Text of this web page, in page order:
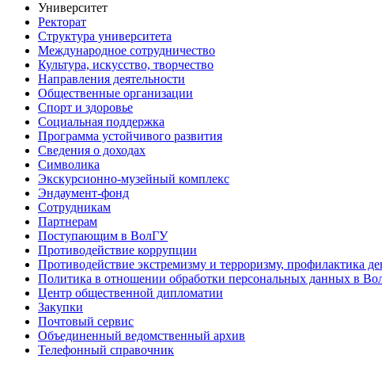
Университет
Ректорат
Структура университета
Международное сотрудничество
Культура, искусство, творчество
Направления деятельности
Общественные организации
Спорт и здоровье
Социальная поддержка
Программа устойчивого развития
Сведения о доходах
Символика
Экскурсионно-музейный комплекс
Эндаумент-фонд
Сотрудникам
Партнерам
Поступающим в ВолГУ
Противодействие коррупции
Противодействие экстремизму и терроризму, профилактика
Политика в отношении обработки персональных данных в
Центр общественной дипломатии
Закупки
Почтовый сервис
Объединенный ведомственный архив
Телефонный справочник